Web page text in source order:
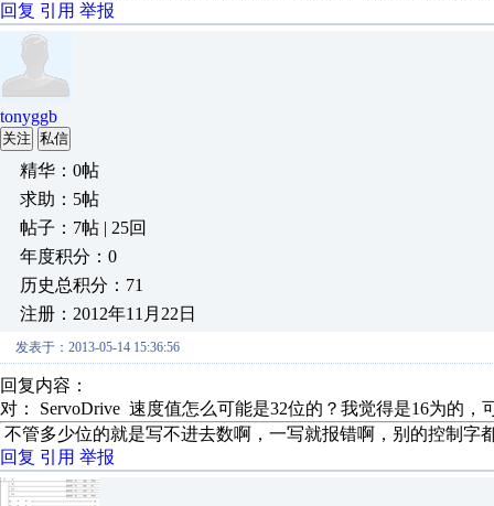
回复 引用 举报
tonyggb
关注 私信
精华：0帖
求助：5帖
帖子：7帖 | 25回
年度积分：0
历史总积分：71
注册：2012年11月22日
发表于：2013-05-14 15:36:56
回复内容：
对： ServoDrive 速度值怎么可能是32位的？我觉得是16为的，
不管多少位的就是写不进去数啊，一写就报错啊，别的控制字
回复 引用 举报